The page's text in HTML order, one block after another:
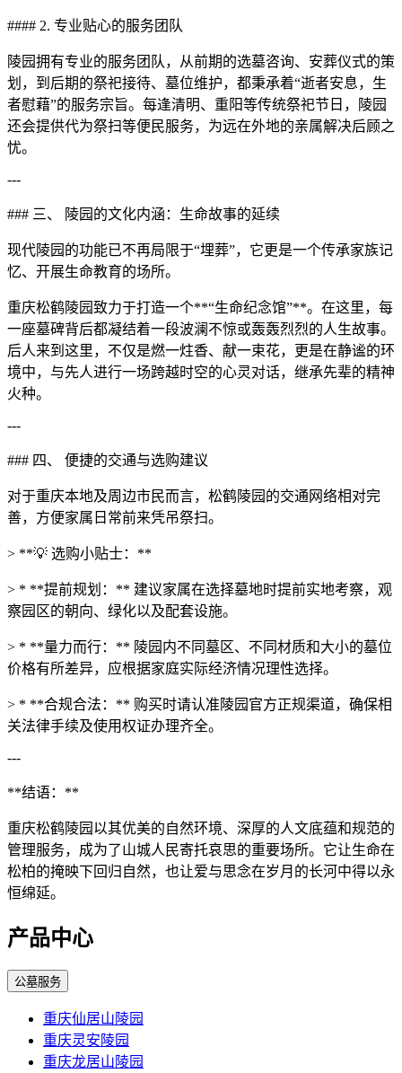
#### 2. 专业贴心的服务团队
陵园拥有专业的服务团队，从前期的选墓咨询、安葬仪式的策
划，到后期的祭祀接待、墓位维护，都秉承着“逝者安息，生
者慰藉”的服务宗旨。每逢清明、重阳等传统祭祀节日，陵园
还会提供代为祭扫等便民服务，为远在外地的亲属解决后顾之
忧。
---
### 三、 陵园的文化内涵：生命故事的延续
现代陵园的功能已不再局限于“埋葬”，它更是一个传承家族记
忆、开展生命教育的场所。
重庆松鹤陵园致力于打造一个**“生命纪念馆”**。在这里，每
一座墓碑背后都凝结着一段波澜不惊或轰轰烈烈的人生故事。
后人来到这里，不仅是燃一炷香、献一束花，更是在静谧的环
境中，与先人进行一场跨越时空的心灵对话，继承先辈的精神
火种。
---
### 四、 便捷的交通与选购建议
对于重庆本地及周边市民而言，松鹤陵园的交通网络相对完
善，方便家属日常前来凭吊祭扫。
> **💡 选购小贴士：**
> * **提前规划：** 建议家属在选择墓地时提前实地考察，观
察园区的朝向、绿化以及配套设施。
> * **量力而行：** 陵园内不同墓区、不同材质和大小的墓位
价格有所差异，应根据家庭实际经济情况理性选择。
> * **合规合法：** 购买时请认准陵园官方正规渠道，确保相
关法律手续及使用权证办理齐全。
---
**结语：**
重庆松鹤陵园以其优美的自然环境、深厚的人文底蕴和规范的
管理服务，成为了山城人民寄托哀思的重要场所。它让生命在
松柏的掩映下回归自然，也让爱与思念在岁月的长河中得以永
恒绵延。
产品中心
公墓服务
重庆仙居山陵园
重庆灵安陵园
重庆龙居山陵园